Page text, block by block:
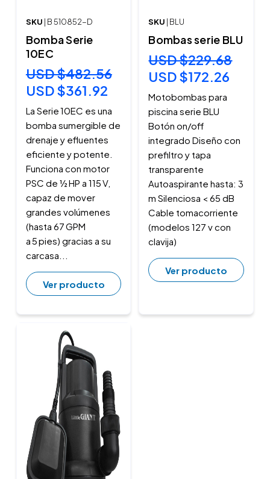
SKU | B 510852-D
Bomba Serie
10EC
USD $482.56
USD $361.92
La Serie 10EC es una
bomba sumergible de
drenaje y efluentes
eficiente y potente.
Funciona con motor
PSC de ½ HP a 115 V,
capaz de mover
grandes volúmenes
(hasta 67 GPM
a 5 pies) gracias a su
carcasa...
Ver producto
SKU | BLU
Bombas serie BLU
USD $229.68
USD $172.26
Motobombas para
piscina serie BLU
Botón on/off
integrado Diseño con
prefiltro y tapa
transparente
Autoaspirante hasta: 3
m Silenciosa < 65 dB
Cable tomacorriente
(modelos 127 v con
clavija)
Ver producto